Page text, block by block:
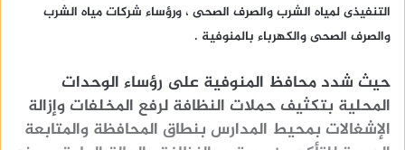
التنفيذى لمياه الشرب والصرف الصحى ، ورؤساء شركات مياه الشرب
والصرف الصحى والكهرباء بالمنوفية .
حيث شدد محافظ المنوفية على رؤساء الوحدات
المحلية بتكثيف حملات النظافة لرفع المخلفات وإزالة
الإشغالات بمحيط المدارس بنطاق المحافظة والمتابعة